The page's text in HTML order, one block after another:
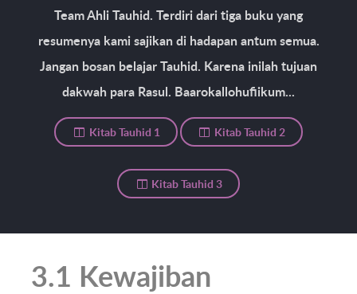
Team Ahli Tauhid. Terdiri dari tiga buku yang
resumenya kami sajikan di hadapan antum semua.
Jangan bosan belajar Tauhid. Karena inilah tujuan
dakwah para Rasul. Baarokallohufiikum...
Kitab Tauhid 1 Kitab Tauhid 2
Kitab Tauhid 3
3.1 Kewajiban